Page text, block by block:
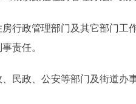
政管理部门及其它部门工作
责任。
政、公安等部门及街道办